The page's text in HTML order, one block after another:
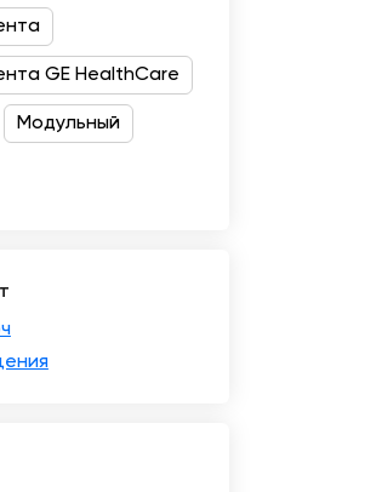
GE HealthCare
Модульный